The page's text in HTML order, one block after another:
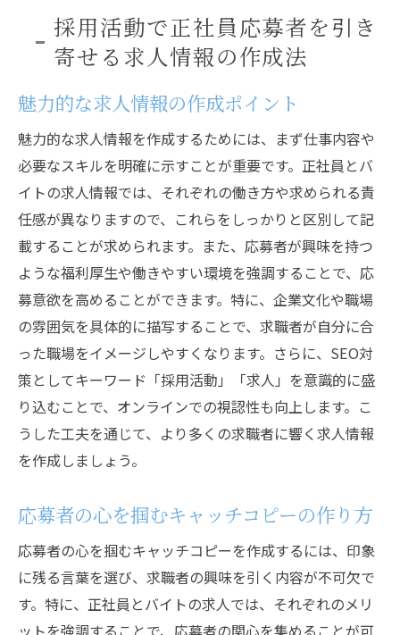
採用活動で求められる柔軟な採用条件
バイト求人で応募者を魅了する採用戦略の極意
バイト求人のターゲット設定法
柔軟なシフトと働きやすさの提案
応募者の視点を考慮した求人作成
短期間で成果を上げる採用活動
バイト応募者に響く報酬や特典
企業文化を反映したバイト求人情報
正社員とバイトの求人で効果的に応募を促す方
法
ターゲット別アプローチの重要性
求人情報の掲載媒体の選び方
SNSを活用した応募促進法
応募者の興味を引くストーリーテリング
応募前に信頼を築く方法
採用活動で企業の未来を切り開く求人情報の重
要性
企業ブランディングと採用活動の連携
長期的な視点での求人戦略構築
採用活動で正社員応募者を引き
寄せる求人情報の作成法
魅力的な求人情報の作成ポイント
魅力的な求人情報を作成するためには、まず仕事内容や
必要なスキルを明確に示すことが重要です。正社員とバ
イトの求人情報では、それぞれの働き方や求められる責
任感が異なりますので、これらをしっかりと区別して記
載することが求められます。また、応募者が興味を持つ
ような福利厚生や働きやすい環境を強調することで、応
募意欲を高めることができます。特に、企業文化や職場
の雰囲気を具体的に描写することで、求職者が自分に合
った職場をイメージしやすくなります。さらに、SEO対
策としてキーワード「採用活動」「求人」を意識的に盛
り込むことで、オンラインでの視認性も向上します。こ
うした工夫を通じて、より多くの求職者に響く求人情報
を作成しましょう。
応募者の心を掴むキャッチコピーの作り方
応募者の心を掴むキャッチコピーを作成するには、印象
に残る言葉を選び、求職者の興味を引く内容が不可欠で
す。特に、正社員とバイトの求人では、それぞれのメリ
ットを強調することで、応募者の関心を集めることが可